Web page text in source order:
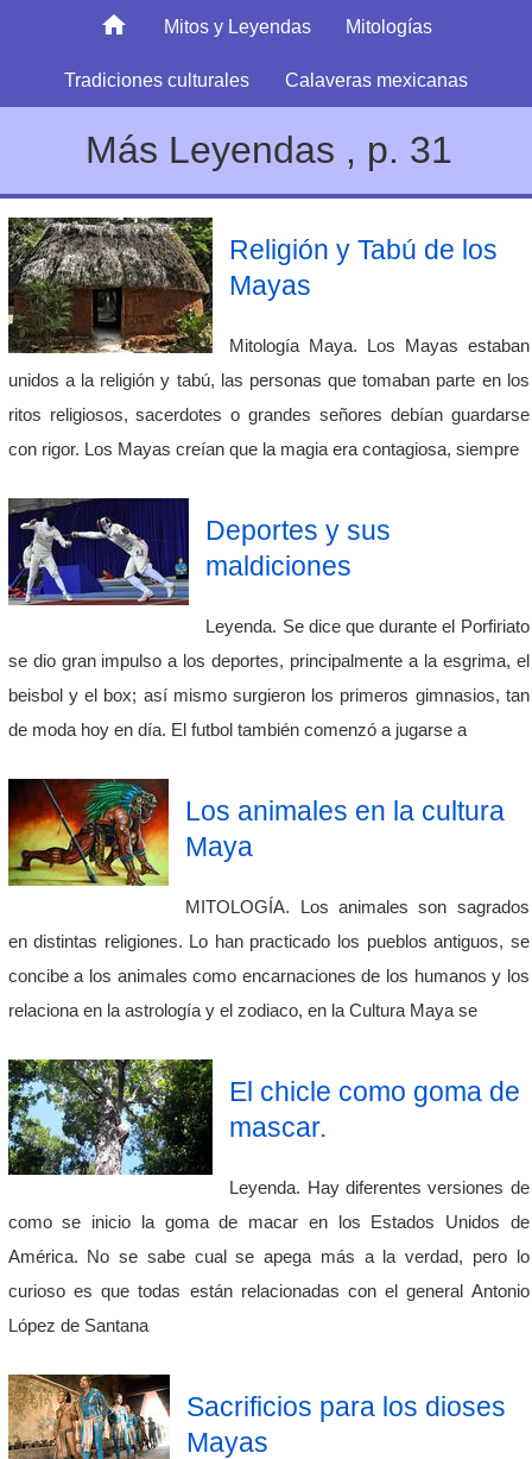
Mitos y Leyendas Mitologías
Tradiciones culturales Calaveras mexicanas
Más Leyendas , p. 31
Religión y Tabú de los
Mayas
Mitología Maya. Los Mayas estaban
unidos a la religión y tabú, las personas que tomaban parte en los
ritos religiosos, sacerdotes o grandes señores debían guardarse
con rigor. Los Mayas creían que la magia era contagiosa, siempre
Deportes y sus
maldiciones
Leyenda. Se dice que durante el Porfiriato
se dio gran impulso a los deportes, principalmente a la esgrima, el
beisbol y el box; así mismo surgieron los primeros gimnasios, tan
de moda hoy en día. El futbol también comenzó a jugarse a
Los animales en la cultura
Maya
MITOLOGÍA. Los animales son sagrados
en distintas religiones. Lo han practicado los pueblos antiguos, se
concibe a los animales como encarnaciones de los humanos y los
relaciona en la astrología y el zodiaco, en la Cultura Maya se
El chicle como goma de
mascar.
Leyenda. Hay diferentes versiones de
como se inicio la goma de macar en los Estados Unidos de
América. No se sabe cual se apega más a la verdad, pero lo
curioso es que todas están relacionadas con el general Antonio
López de Santana
Sacrificios para los dioses
Mayas